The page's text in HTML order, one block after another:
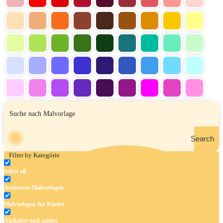
Search
Filter by Kategórie
Select all
Antistress-Malvorlagen
Malvorlagen für Kinder
Alphabet und zahlen